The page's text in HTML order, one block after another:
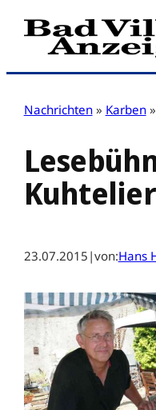
Zum
Inhalt
Nachrichten » Karben »
Kuhtelier
23.07.2015 |von:Hans